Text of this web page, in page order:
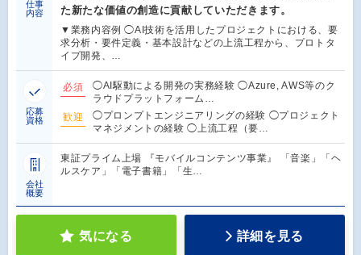
仕事
内容
た新たな価値の創造に貢献していただきます。
▼業務内容例 ◯AI技術を活用したプロジェクトにおける、要
求分析・要件定義・基本設計などの上流工程から、プロトタ
イプ開発、…
応募
資格
必須
◯AI駆動による開発の実務経験 ◯Azure, AWS等のク
ラウドプラットフォーム…
歓迎
◯プロンプトエンジニアリングの経験 ◯プロジェクト
マネジメントの経験 ◯上流工程（要…
会社
概要
東証プライム上場 『モバイルコンテンツ事業』 「音楽」「ヘ
ルスケア」「電子書籍」「生…
気になる 詳細を見る